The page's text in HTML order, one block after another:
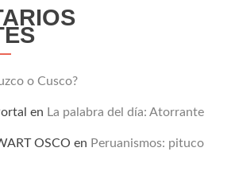
o Cusco?
en La palabra del día: Atorrante
OSCO en Peruanismos: pituco